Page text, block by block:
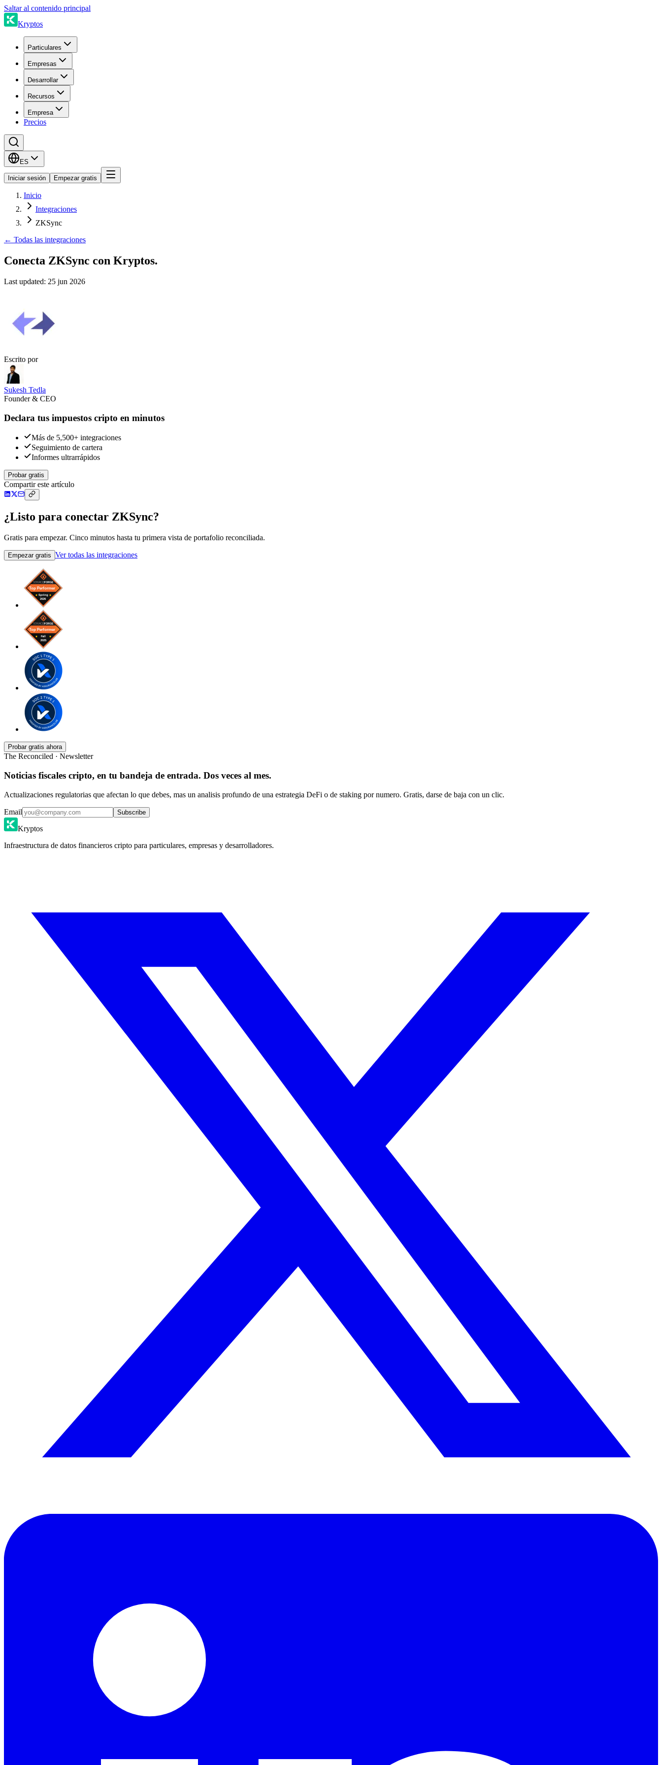
Saltar al contenido principal
Kryptos
Particulares
Empresas
Desarrollar
Recursos
Empresa
Precios
ES
Iniciar sesión Empezar gratis
Inicio
Integraciones
ZKSync
← Todas las integraciones
Conecta ZKSync con Kryptos.
Last updated: 25 jun 2026
Escrito por
Sukesh Tedla
Founder & CEO
Declara tus impuestos cripto en minutos
Más de 5,500+ integraciones
Seguimiento de cartera
Informes ultrarrápidos
Probar gratis
Compartir este artículo
¿Listo para conectar ZKSync?
Gratis para empezar. Cinco minutos hasta tu primera vista de portafolio reconciliada.
Empezar gratis Ver todas las integraciones
Probar gratis ahora
The Reconciled · Newsletter
Noticias fiscales cripto, en tu bandeja de entrada. Dos veces al mes.
Actualizaciones regulatorias que afectan lo que debes, mas un analisis profundo de una estrategia DeFi o de staking por numero. Gratis, darse de baja con un clic.
Email Subscribe
Kryptos
Infraestructura de datos financieros cripto para particulares, empresas y desarrolladores.